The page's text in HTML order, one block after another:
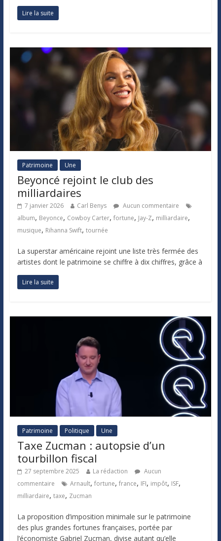
Lire la suite
Patrimoine Une
Beyoncé rejoint le club des
milliardaires
7 janvier 2026 Carl Benys
Aucun commentaire
album, Beyonce, Cowboy Carter, fortune, Jay-Z, milliardaire,
musique, Rihanna Swift, tournée
La superstar américaine rejoint une liste très fermée des
artistes dont le patrimoine se chiffre à dix chiffres, grâce à
Lire la suite
Patrimoine Politique Une
Taxe Zucman : autopsie d’un
tourbillon fiscal
27 septembre 2025 La rédaction
Aucun
commentaire
Arnault, fortune, france, IFI, impôt, ISF,
milliardaire, taxe, Zucman
La proposition d’imposition minimale sur le patrimoine
des plus grandes fortunes françaises, portée par
l’économiste Gabriel Zucman, divise autant qu’elle